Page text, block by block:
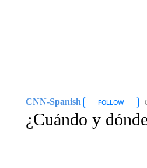
CNN-Spanish FOLLOW
¿Cuándo y